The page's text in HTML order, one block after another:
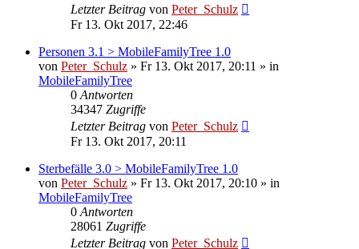
Letzter Beitrag von Peter_Schulz
Fr 13. Okt 2017, 22:46
Personen 3.1 > MobileFamilyTree 1.0
von Peter_Schulz » Fr 13. Okt 2017, 20:11 » in
MobileFamilyTree
0 Antworten
34347 Zugriffe
Letzter Beitrag von Peter_Schulz
Fr 13. Okt 2017, 20:11
Sterbefälle 3.0 > MobileFamilyTree 1.0
von Peter_Schulz » Fr 13. Okt 2017, 20:10 » in
MobileFamilyTree
0 Antworten
28061 Zugriffe
Letzter Beitrag von Peter_Schulz